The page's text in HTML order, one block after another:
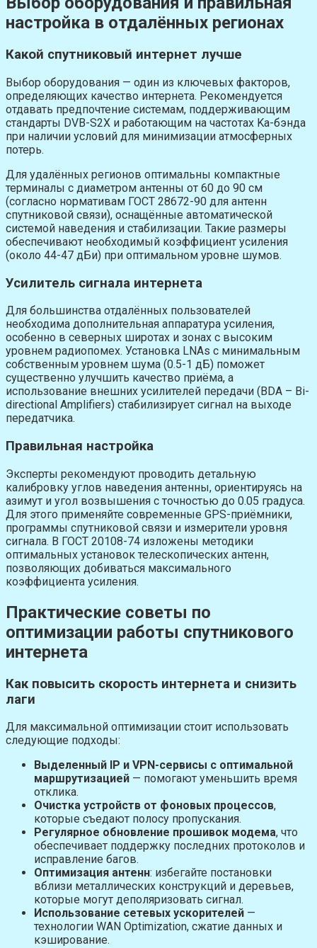
настройка в отдалённых регионах
Какой спутниковый интернет лучше
Выбор оборудования — один из ключевых факторов,
определяющих качество интернета. Рекомендуется
отдавать предпочтение системам, поддерживающим
стандарты DVB-S2X и работающим на частотах Ka-бэнда
при наличии условий для минимизации атмосферных
потерь.
Для удалённых регионов оптимальны компактные
терминалы с диаметром антенны от 60 до 90 см
(согласно нормативам ГОСТ 28672-90 для антенн
спутниковой связи), оснащённые автоматической
системой наведения и стабилизации. Такие размеры
обеспечивают необходимый коэффициент усиления
(около 44-47 дБи) при оптимальном уровне шумов.
Усилитель сигнала интернета
Для большинства отдалённых пользователей
необходима дополнительная аппаратура усиления,
особенно в северных широтах и зонах с высоким
уровнем радиопомех. Установка LNAs с минимальным
собственным уровнем шума (0.5-1 дБ) поможет
существенно улучшить качество приёма, а
использование внешних усилителей передачи (BDA – Bi-
directional Amplifiers) стабилизирует сигнал на выходе
передатчика.
Правильная настройка
Эксперты рекомендуют проводить детальную
калибровку углов наведения антенны, ориентируясь на
азимут и угол возвышения с точностью до 0.05 градуса.
Для этого применяйте современные GPS-приёмники,
программы спутниковой связи и измерители уровня
сигнала. В ГОСТ 20108-74 изложены методики
оптимальных установок телескопических антенн,
позволяющих добиваться максимального
коэффициента усиления.
Практические советы по
оптимизации работы спутникового
интернета
Как повысить скорость интернета и снизить
лаги
Для максимальной оптимизации стоит использовать
следующие подходы:
Выделенный IP и VPN-сервисы с оптимальной
маршрутизацией — помогают уменьшить время
отклика.
Очистка устройств от фоновых процессов,
которые съедают полосу пропускания.
Регулярное обновление прошивок модема, что
обеспечивает поддержку последних протоколов и
исправление багов.
Оптимизация антенн: избегайте постановки
вблизи металлических конструкций и деревьев,
которые могут деполяризовать сигнал.
Использование сетевых ускорителей —
технологии WAN Optimization, сжатие данных и
кэширование.